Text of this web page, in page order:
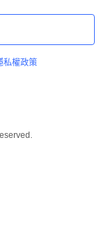
私權政策